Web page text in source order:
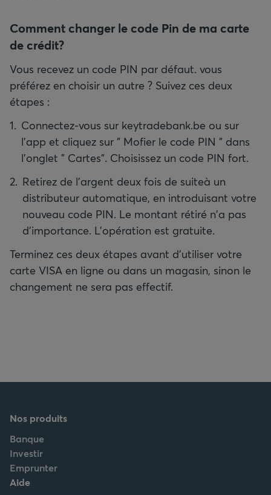
Comment changer le code Pin de ma carte
de crédit?
Vous recevez un code PIN par défaut. vous
préférez en choisir un autre ? Suivez ces deux
étapes :
Connectez-vous sur keytradebank.be ou sur
l'app et cliquez sur " Mofier le code PIN " dans
l'onglet " Cartes". Choisissez un code PIN fort.
Retirez de l'argent deux fois de suiteà un
distributeur automatique, en introduisant votre
nouveau code PIN. Le montant rétiré n'a pas
d'importance. L'opération est gratuite.
Terminez ces deux étapes avant d'utiliser votre
carte VISA en ligne ou dans un magasin, sinon le
changement ne sera pas effectif.
Nos produits
Banque
Investir
Emprunter
Aide